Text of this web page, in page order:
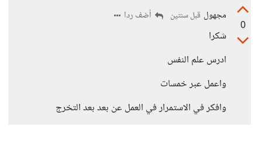
0
مجهول قبل سنتين أضف ردا
شكرا
ادرس علم النفس
واعمل عبر خمسات
وافكر في الاستمرار في العمل عن بعد بعد التخرج